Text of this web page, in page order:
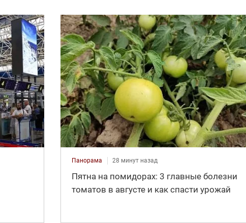
Панорама 28 минут назад
Пятна на помидорах: 3 главные болезни
томатов в августе и как спасти урожай